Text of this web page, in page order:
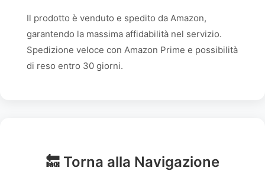
Il prodotto è venduto e spedito da Amazon,
garantendo la massima affidabilità nel servizio.
Spedizione veloce con Amazon Prime e possibilità
di reso entro 30 giorni.
🔙 Torna alla Navigazione